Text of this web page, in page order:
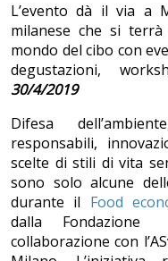
L’evento dà il via a
milanese che si
mondo del cibo con
degustazioni,
30/4/2019
Difesa
responsabili,
scelte di stili di vita
sono solo alcune
durante il Food
dalla Fondazione
collaborazione con